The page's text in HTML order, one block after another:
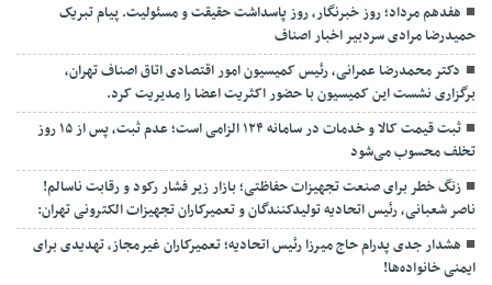
هفدهم مرداد؛ روز خبرنگار، روز پاسداشت حقیقت و مسئولیت. پیام تبریک
حمیدرضا مرادی سردبیر اخبار اصناف
دکتر محمدرضا عمرانی، رئیس کمیسیون امور اقتصادی اتاق اصناف تهران،
برگزاری نشست این کمیسیون با حضور اکثریت اعضا را مدیریت کرد.
ثبت قیمت کالا و خدمات در سامانه ۱۲۴ الزامی است؛ عدم ثبت، پس از ۱۵ روز
تخلف محسوب می‌شود
زنگ خطر برای صنعت تجهیزات حفاظتی؛ بازار زیر فشار رکود و رقابت ناسالم!
ناصر شعبانی، رئیس اتحادیه تولیدکنندگان و تعمیرکاران تجهیزات الکترونی تهران:
هشدار جدی پدرام حاج میرزا رئیس اتحادیه؛ تعمیرکاران غیرمجاز، تهدیدی برای
ایمنی خانواده‌ها!